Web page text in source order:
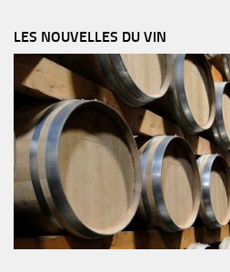
LES NOUVELLES DU VIN